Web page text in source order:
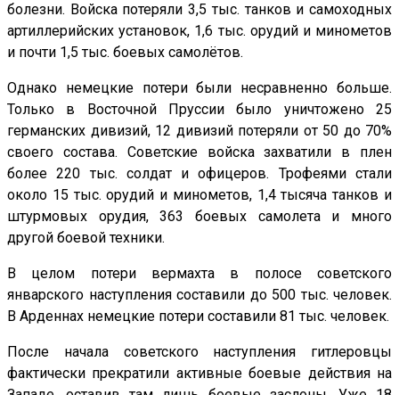
болезни. Войска потеряли 3,5 тыс. танков и самоходных
артиллерийских установок, 1,6 тыс. орудий и минометов
и почти 1,5 тыс. боевых самолётов.
Однако немецкие потери были несравненно больше.
Только в Восточной Пруссии было уничтожено 25
германских дивизий, 12 дивизий потеряли от 50 до 70%
своего состава. Советские войска захватили в плен
более 220 тыс. солдат и офицеров. Трофеями стали
около 15 тыс. орудий и минометов, 1,4 тысяча танков и
штурмовых орудия, 363 боевых самолета и много
другой боевой техники.
В целом потери вермахта в полосе советского
январского наступления составили до 500 тыс. человек.
В Арденнах немецкие потери составили 81 тыс. человек.
После начала советского наступления гитлеровцы
фактически прекратили активные боевые действия на